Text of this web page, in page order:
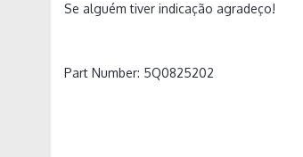
Se alguém tiver indicação agradeço!
Part Number: 5Q0825202